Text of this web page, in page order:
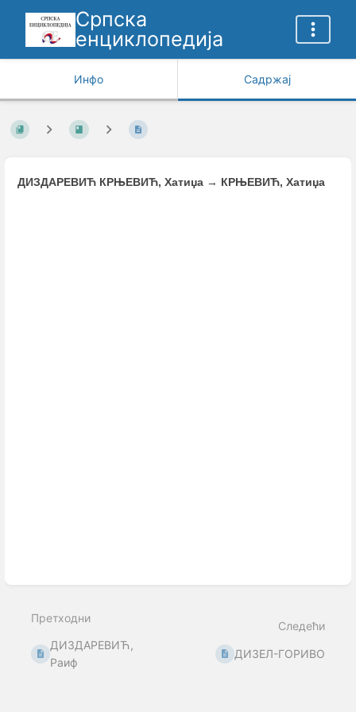
Српска
енциклопедија
Инфо Садржај
ДИЗДАРЕВИЋ КРЊЕВИЋ, Хатиџа → КРЊЕВИЋ, Хатиџа
Претходни
ДИЗДАРЕВИЋ,
Раиф
Следећи
ДИЗЕЛ-ГОРИВО